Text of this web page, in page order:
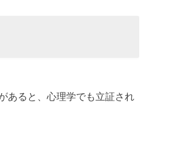
あると、心理学でも立証され